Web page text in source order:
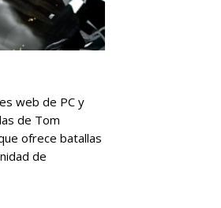
web de PC y
de Tom
ofrece batallas
de